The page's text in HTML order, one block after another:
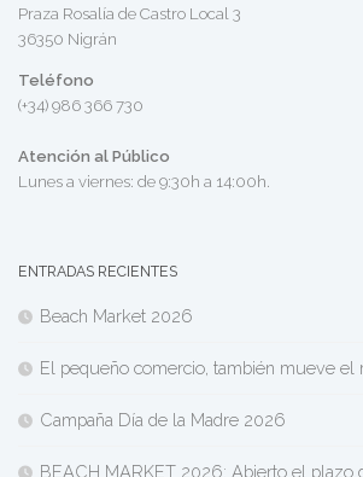
Praza Rosalía de Castro Local 3
36350 Nigrán
Teléfono
(+34) 986 366 730
Atención al Público
Lunes a viernes: de 9:30h a 14:00h.
ENTRADAS RECIENTES
Beach Market 2026
El pequeño comercio, también mueve el
Campaña Día de la Madre 2026
BEACH MARKET 2026: Abierto el plazo